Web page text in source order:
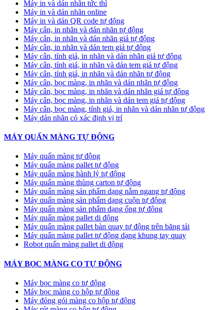
Máy in và dán nhãn tức thì
Máy in và dán nhãn online
Máy in và dán QR code tự động
Máy cân, in nhãn và dán nhãn tự động
Máy cân, in nhãn và dán nhãn giá tự động
Máy cân, in nhãn và dán tem giá tự động
Máy cân, tính giá, in nhãn và dán nhãn giá tự động
Máy cân, tính giá, in nhãn và dán tem giá tự động
Máy cân, tính giá, in nhãn và dán nhãn tự động
Máy cân, bọc màng, in nhãn và dán nhãn tự động
Máy cân, bọc màng, in nhãn và dán nhãn giá tự động
Máy cân, bọc màng, in nhãn và dán tem giá tự động
Máy cân, bọc màng, tính giá, in nhãn và dán nhãn tự động
Máy dán nhãn có xác định vị trí
MÁY QUẤN MÀNG TỰ ĐỘNG
Máy quấn màng tự động
​Máy quấn màng pallet tự động
Máy quấn màng hành lý tự động
Máy quấn màng thùng carton tự động
Máy quấn màng sản phẩm dạng nằm ngang tự động
Máy quấn màng sản phẩm dạng cuộn tự động
Máy quấn màng sản phẩm dạng ống tự động
Máy quấn màng pallet di động
Máy quấn màng pallet bàn quay tự động trên băng tải
Máy quấn màng pallet tự động dạng khung tay quay
Robot quấn màng pallet di động
MÁY BỌC MÀNG CO TỰ ĐỘNG
Máy bọc màng co tự động
Máy bọc màng co hộp tự động
Máy đóng gói màng co hộp tự động